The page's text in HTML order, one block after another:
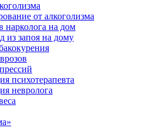
от алкоголизма
нарколога на дом
из запоя на дому
психотерапевта
невролога